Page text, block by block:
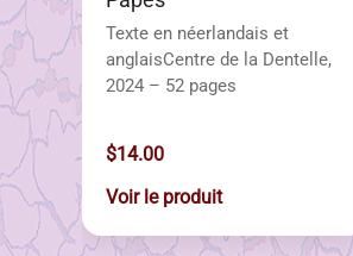
Texte en néerlandais et
anglaisCentre de la Dentelle,
2024 – 52 pages
$14.00
Voir le produit